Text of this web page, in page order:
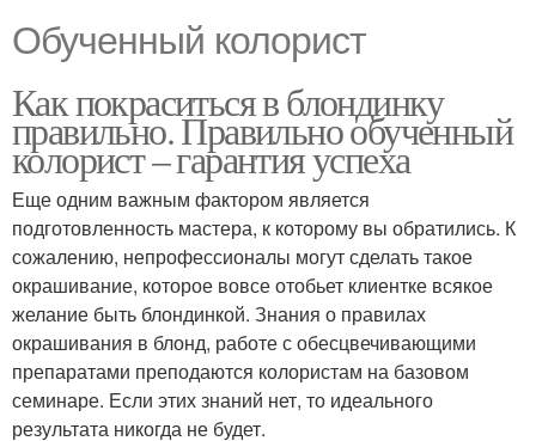
Обученный колорист
Как покраситься в блондинку
правильно. Правильно обученный
колорист – гарантия успеха
Еще одним важным фактором является
подготовленность мастера, к которому вы обратились. К
сожалению, непрофессионалы могут сделать такое
окрашивание, которое вовсе отобьет клиентке всякое
желание быть блондинкой. Знания о правилах
окрашивания в блонд, работе с обесцвечивающими
препаратами преподаются колористам на базовом
семинаре. Если этих знаний нет, то идеального
результата никогда не будет.